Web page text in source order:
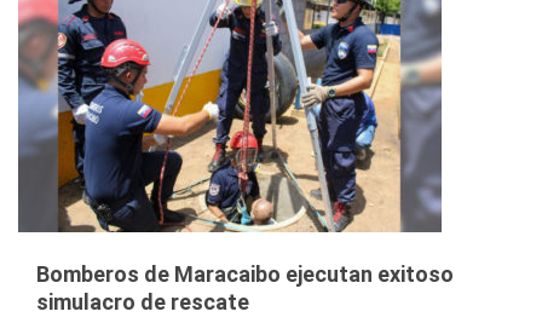
Bomberos de Maracaibo ejecutan exitoso
simulacro de rescate